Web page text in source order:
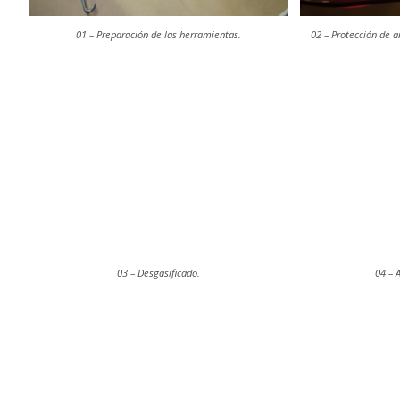
01 – Preparación de las herramientas. 02 – Protección de
03 – Desgasificado. 04 –